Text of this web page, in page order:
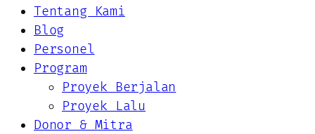
Tentang Kami
Blog
Personel
Program
Proyek Berjalan
Proyek Lalu
Donor & Mitra